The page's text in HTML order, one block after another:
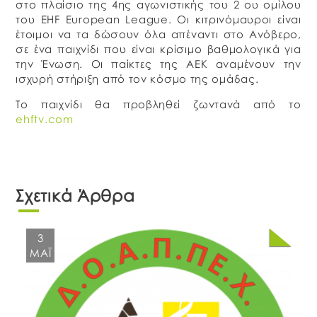
στο πλαίσιο της 4ης αγωνιστικής του 2 ου ομίλου
του EHF European League. Οι κιτρινόμαυροι είναι
έτοιμοι να τα δώσουν όλα απέναντι στο Ανόβερο,
σε ένα παιχνίδι που είναι κρίσιμο βαθμολογικά για
την Ένωση. Οι παίκτες της ΑΕΚ αναμένουν την
ισχυρή στήριξη από τον κόσμο της ομάδας.
Το παιχνίδι θα προβληθεί ζωντανά από το
ehftv.com
Σχετικά Άρθρα
3
ΜΆΙ